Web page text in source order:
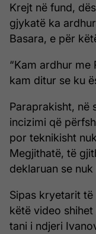
Krejt në fund,
gjykatë ka
Basara, e për
“Kam ardhur me
kam ditur se ku
Paraprakisht, në
incizimi që
por teknikisht
Megjithatë, të
deklaruan se
Sipas kryetarit
këtë video
tani i ndjeri